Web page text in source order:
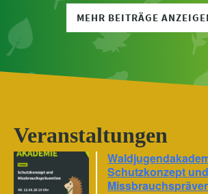
MEHR BEITRÄGE
Veranstaltungen
Schutzkonzept und